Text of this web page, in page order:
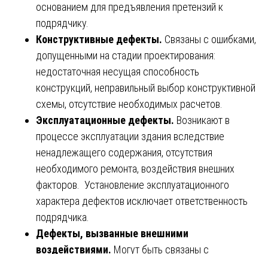
основанием для предъявления претензий к
подрядчику.
Конструктивные дефекты. Связаны с ошибками,
допущенными на стадии проектирования:
недостаточная несущая способность
конструкций, неправильный выбор конструктивной
схемы, отсутствие необходимых расчетов.
Эксплуатационные дефекты. Возникают в
процессе эксплуатации здания вследствие
ненадлежащего содержания, отсутствия
необходимого ремонта, воздействия внешних
факторов. Установление эксплуатационного
характера дефектов исключает ответственность
подрядчика.
Дефекты, вызванные внешними
воздействиями. Могут быть связаны с